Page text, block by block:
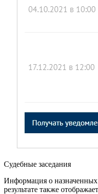
Судебные заседания
Информация о назначенных
результате также